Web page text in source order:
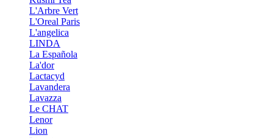
L'Arbre Vert
L'Oreal Paris
L'angelica
LINDA
La Española
La'dor
Lactacyd
Lavandera
Lavazza
Le CHAT
Lenor
Lion